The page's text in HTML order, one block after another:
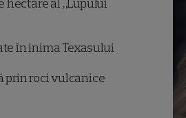
hectare al „Lupului
în inima Texasului
prin roci vulcanice